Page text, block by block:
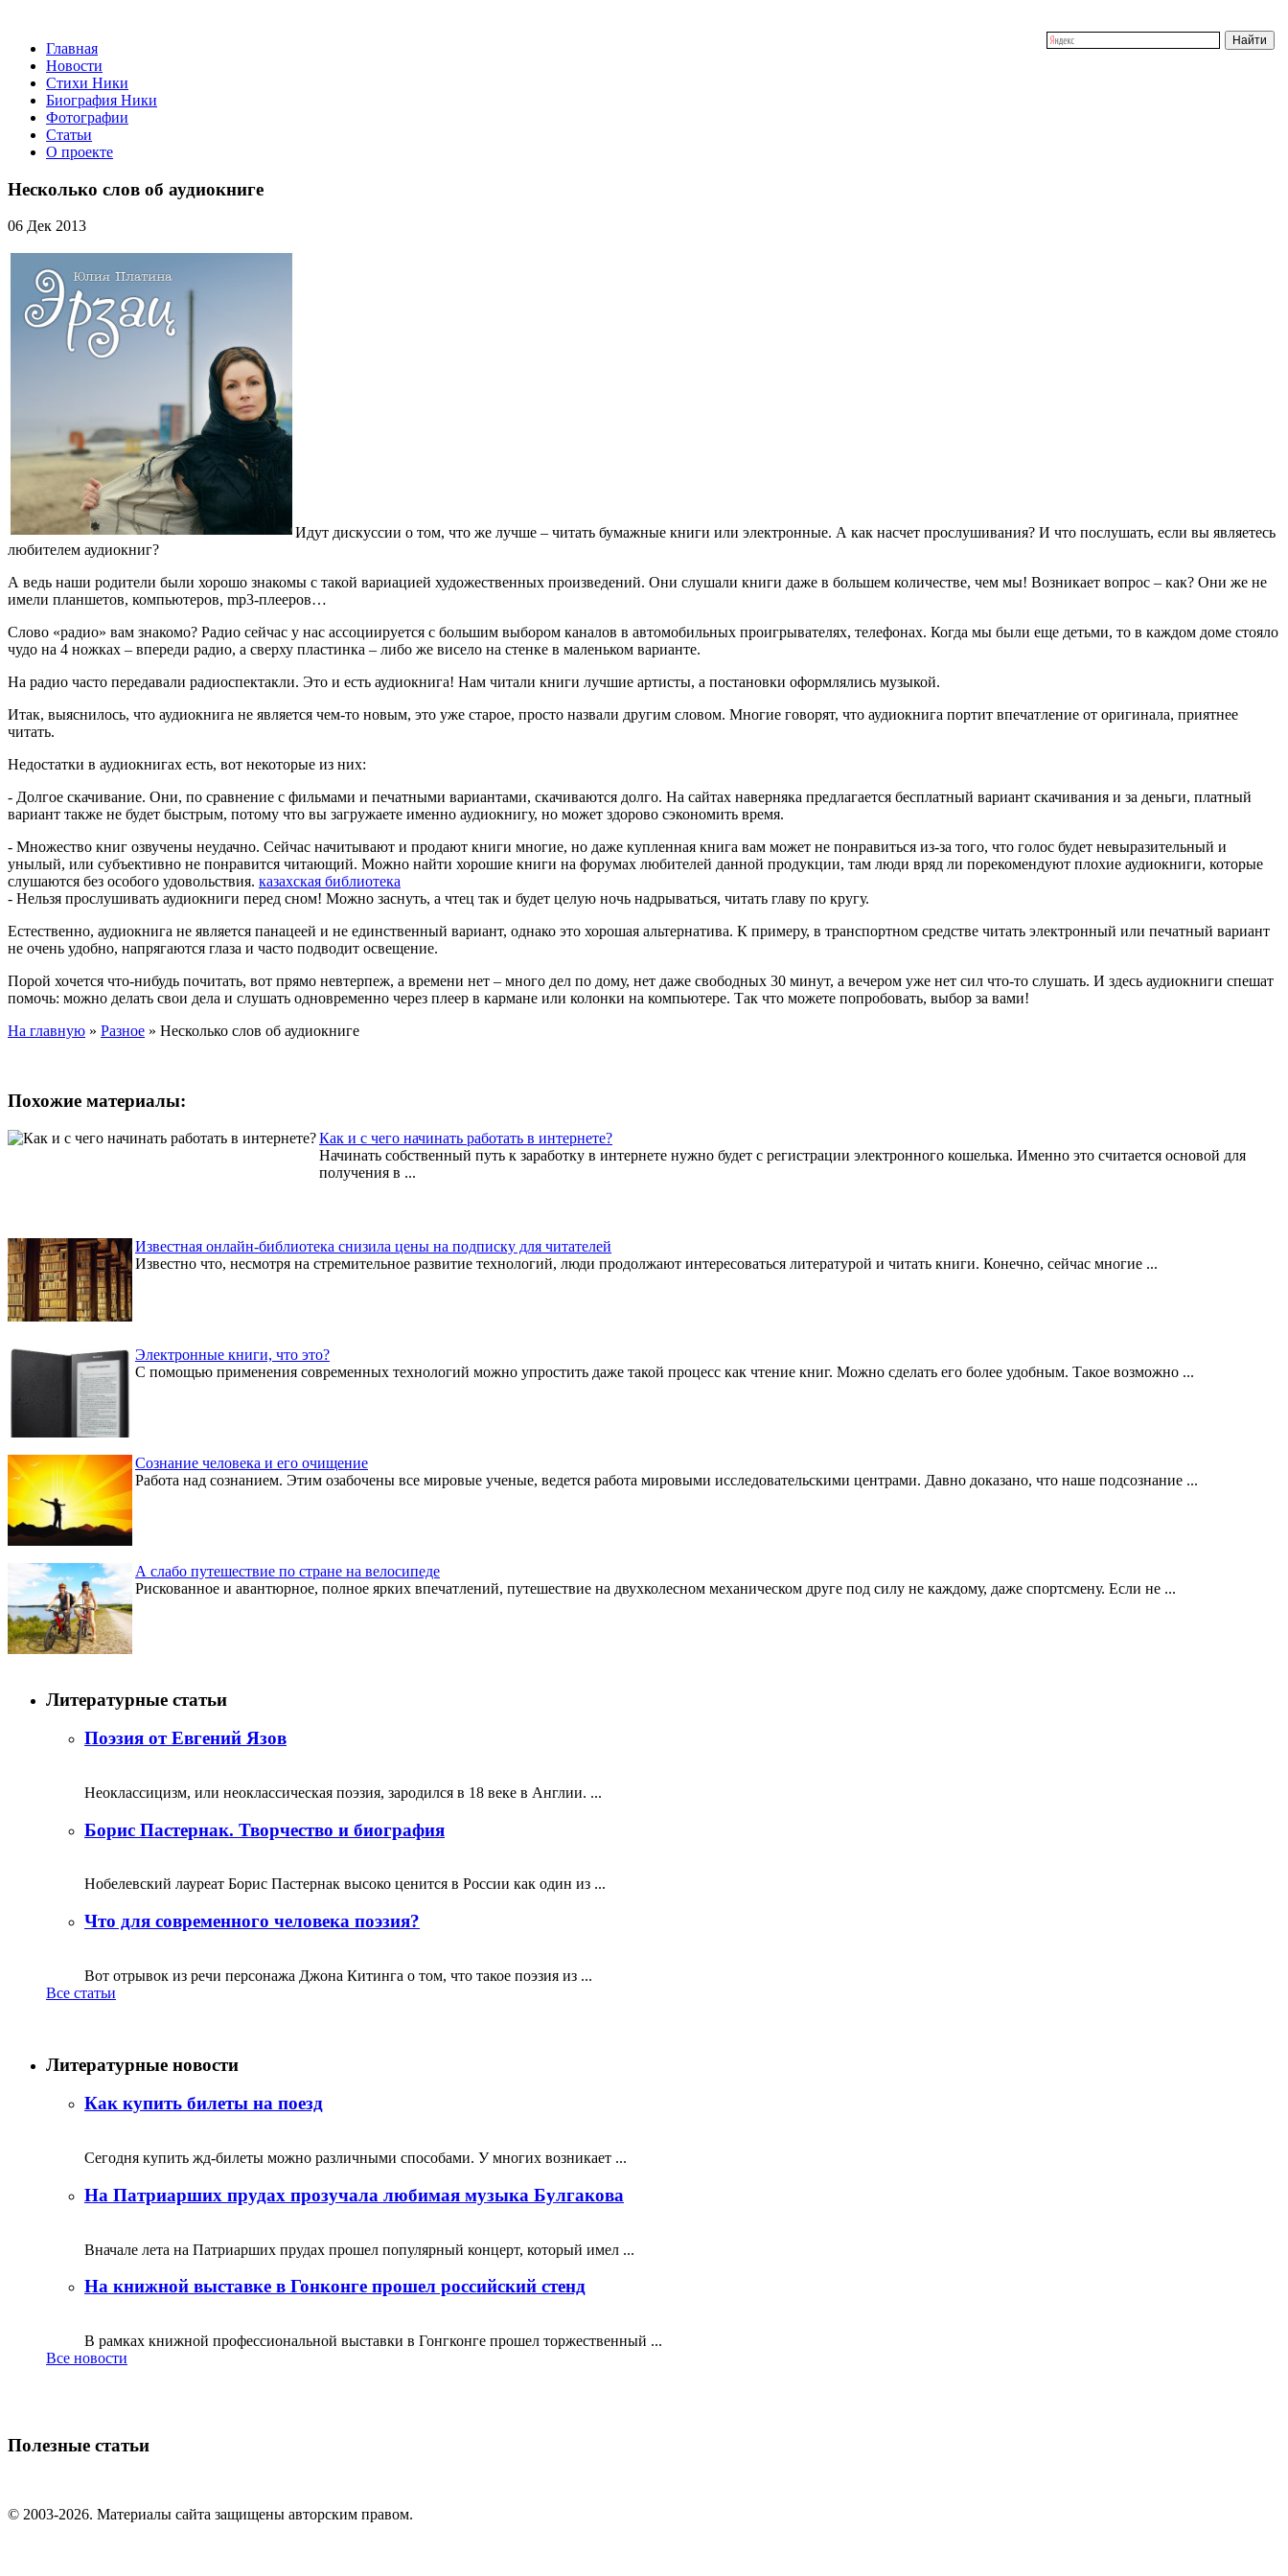
Главная
Новости
Стихи Ники
Биография Ники
Фотографии
Статьи
О проекте
Несколько слов об аудиокниге
06 Дек 2013
Идут дискуссии о том, что же лучше – читать бумажные книги или электронные. А как насчет прослушивания? И что послушать, если вы являетесь
любителем аудиокниг?
А ведь наши родители были хорошо знакомы с такой вариацией художественных произведений. Они слушали книги даже в большем количестве, чем мы! Возникает вопрос – как? Они же не
имели планшетов, компьютеров, mp3-плееров…
Слово «радио» вам знакомо? Радио сейчас у нас ассоциируется с большим выбором каналов в автомобильных проигрывателях, телефонах. Когда мы были еще детьми, то в каждом доме стояло
чудо на 4 ножках – впереди радио, а сверху пластинка – либо же висело на стенке в маленьком варианте.
На радио часто передавали радиоспектакли. Это и есть аудиокнига! Нам читали книги лучшие артисты, а постановки оформлялись музыкой.
Итак, выяснилось, что аудиокнига не является чем-то новым, это уже старое, просто назвали другим словом. Многие говорят, что аудиокнига портит впечатление от оригинала, приятнее
читать.
Недостатки в аудиокнигах есть, вот некоторые из них:
- Долгое скачивание. Они, по сравнение с фильмами и печатными вариантами, скачиваются долго. На сайтах наверняка предлагается бесплатный вариант скачивания и за деньги, платный
вариант также не будет быстрым, потому что вы загружаете именно аудиокнигу, но может здорово сэкономить время.
- Множество книг озвучены неудачно. Сейчас начитывают и продают книги многие, но даже купленная книга вам может не понравиться из-за того, что голос будет невыразительный и
унылый, или субъективно не понравится читающий. Можно найти хорошие книги на форумах любителей данной продукции, там люди вряд ли порекомендуют плохие аудиокниги, которые
слушаются без особого удовольствия. казахская библиотека
- Нельзя прослушивать аудиокниги перед сном! Можно заснуть, а чтец так и будет целую ночь надрываться, читать главу по кругу.
Естественно, аудиокнига не является панацеей и не единственный вариант, однако это хорошая альтернатива. К примеру, в транспортном средстве читать электронный или печатный вариант
не очень удобно, напрягаются глаза и часто подводит освещение.
Порой хочется что-нибудь почитать, вот прямо невтерпеж, а времени нет – много дел по дому, нет даже свободных 30 минут, а вечером уже нет сил что-то слушать. И здесь аудиокниги спешат
помочь: можно делать свои дела и слушать одновременно через плеер в кармане или колонки на компьютере. Так что можете попробовать, выбор за вами!
На главную » Разное » Несколько слов об аудиокниге
Похожие материалы:
Как и с чего начинать работать в интернете?
Начинать собственный путь к заработку в интернете нужно будет с регистрации электронного кошелька. Именно это считается основой для
получения в ...
Известная онлайн-библиотека снизила цены на подписку для читателей
Известно что, несмотря на стремительное развитие технологий, люди продолжают интересоваться литературой и читать книги. Конечно, сейчас многие ...
Электронные книги, что это?
С помощью применения современных технологий можно упростить даже такой процесс как чтение книг. Можно сделать его более удобным. Такое возможно ...
Сознание человека и его очищение
Работа над сознанием. Этим озабочены все мировые ученые, ведется работа мировыми исследовательскими центрами. Давно доказано, что наше подсознание ...
А слабо путешествие по стране на велосипеде
Рискованное и авантюрное, полное ярких впечатлений, путешествие на двухколесном механическом друге под силу не каждому, даже спортсмену. Если не ...
Литературные статьи
Поэзия от Евгений Язов
Неоклассицизм, или неоклассическая поэзия, зародился в 18 веке в Англии. ...
Борис Пастернак. Творчество и биография
Нобелевский лауреат Борис Пастернак высоко ценится в России как один из ...
Что для современного человека поэзия?
Вот отрывок из речи персонажа Джона Китинга о том, что такое поэзия из ...
Все статьи
Литературные новости
Как купить билеты на поезд
Сегодня купить жд-билеты можно различными способами. У многих возникает ...
На Патриарших прудах прозучала любимая музыка Булгакова
Вначале лета на Патриарших прудах прошел популярный концерт, который имел ...
На книжной выставке в Гонконге прошел российский стенд
В рамках книжной профессиональной выставки в Гонгконге прошел торжественный ...
Все новости
Полезные статьи
© 2003-2026. Материалы сайта защищены авторским правом.